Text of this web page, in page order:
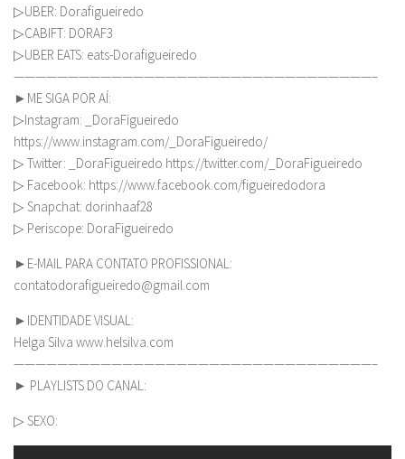
▷UBER: Dorafigueiredo
▷CABIFT: DORAF3
▷UBER EATS: eats-Dorafigueiredo
—————————————————————————————————–
►ME SIGA POR AÍ:
▷Instagram: _DoraFigueiredo
https://www.instagram.com/_DoraFigueiredo/
▷ Twitter: _DoraFigueiredo https://twitter.com/_DoraFigueiredo
▷ Facebook: https://www.facebook.com/figueiredodora
▷ Snapchat: dorinhaaf28
▷ Periscope: DoraFigueiredo
►E-MAIL PARA CONTATO PROFISSIONAL:
contatodorafigueiredo@gmail.com
►IDENTIDADE VISUAL:
Helga Silva www.helsilva.com
—————————————————————————————————–
► PLAYLISTS DO CANAL:
▷ SEXO: